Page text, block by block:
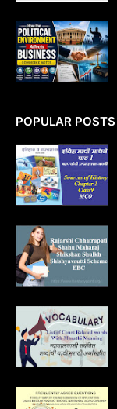
POPULAR POSTS